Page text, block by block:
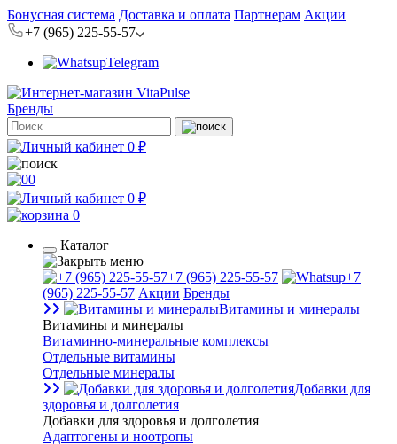
Бонусная система Доставка и оплата Партнерам Акции
+7 (965) 225-55-57
Telegram
Бренды
0 ₽
0
0 ₽
0
Каталог
+7 (965) 225-55-57
+7
(965) 225-55-57 Акции Бренды
Витамины и минералы
Витамины и минералы
Витаминно-минеральные комплексы
Отдельные витамины
Отдельные минералы
Добавки для
здоровья и долголетия
Добавки для здоровья и долголетия
Адаптогены и ноотропы